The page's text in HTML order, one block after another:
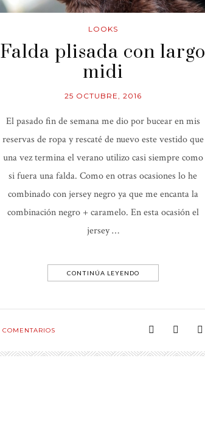
LOOKS
Falda plisada con largo
midi
25 OCTUBRE, 2016
El pasado fin de semana me dio por bucear en mis
reservas de ropa y rescaté de nuevo este vestido que
una vez termina el verano utilizo casi siempre como
si fuera una falda. Como en otras ocasiones lo he
combinado con jersey negro ya que me encanta la
combinación negro + caramelo. En esta ocasión el
jersey …
CONTINÚA LEYENDO
COMENTARIOS